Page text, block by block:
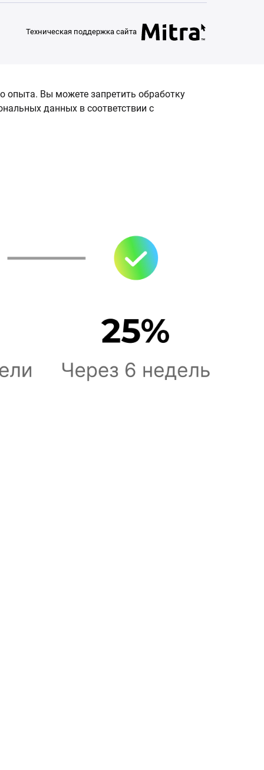
Техническая поддержка сайта
опыта. Вы можете запретить обработку
данных в соответствии с